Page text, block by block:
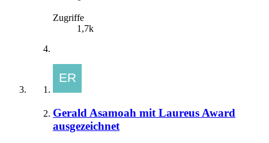
Zugriffe
1,7k
Gerald Asamoah mit Laureus Award
ausgezeichnet